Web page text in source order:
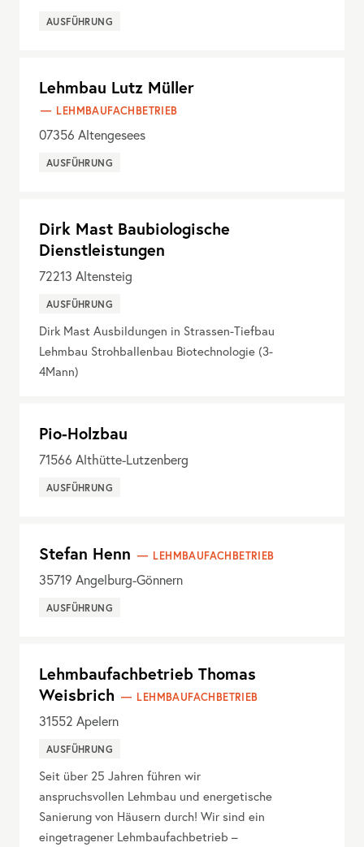
AUSFÜHRUNG
Lehmbau Lutz Müller
LEHMBAUFACHBETRIEB
07356 Altengesees
AUSFÜHRUNG
Dirk Mast Baubiologische
Dienstleistungen
72213 Altensteig
AUSFÜHRUNG
Dirk Mast Ausbildungen in Strassen-Tiefbau
Lehmbau Strohballenbau Biotechnologie (3-
4Mann)
Pio-Holzbau
71566 Althütte-Lutzenberg
AUSFÜHRUNG
Stefan Henn LEHMBAUFACHBETRIEB
35719 Angelburg-Gönnern
AUSFÜHRUNG
Lehmbaufachbetrieb Thomas
Weisbrich
LEHMBAUFACHBETRIEB
31552 Apelern
AUSFÜHRUNG
Seit über 25 Jahren führen wir
anspruchsvollen Lehmbau und energetische
Sanierung von Häusern durch! Wir sind ein
eingetragener Lehmbaufachbetrieb –